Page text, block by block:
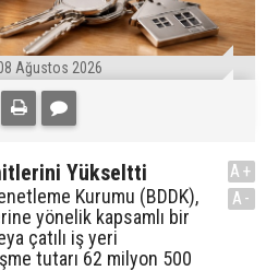
Ağustos 2026
Yükseltti
Kurumu (BDDK),
yönelik kapsamlı bir
çatılı iş yeri
tutarı 62 milyon 500
A+
A-